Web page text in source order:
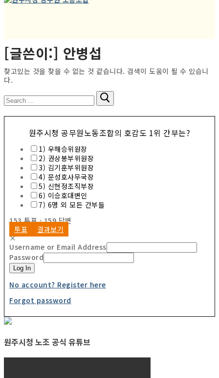
[글쓴이:] 안병섭
찾고있는 것을 찾을 수 없는 것 같습니다. 검색이 도움이 될 수 있습니
다.
검
색
원주시청 공무원노동조합의 호감도 1위 간부는?
1) 우해승위원장
2) 권상봉부위원장
3) 김기훈부위원장
4) 문성호사무국장
5) 신현정조직부장
6) 이승호대변인
7) 6명 외 모든 간부들
153투표·159답변
투표
결과보기
×
Username or Email Address
Password
Log In
No account? Register here
Forgot password
원주시청 노조 공식 유튜브